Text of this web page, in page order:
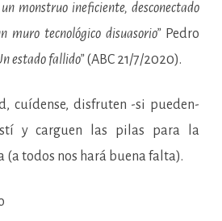
monstruo ineficiente, desconectado
muro tecnológico disuasorio” Pedro
estado fallido”(ABC 21/7/2020).
cuídense, disfruten -si pueden-
y carguen las pilas para la
todos nos hará buena falta).